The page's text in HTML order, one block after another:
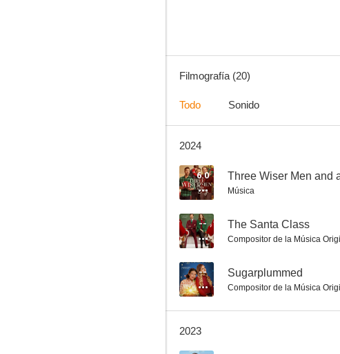
--
Taking a Shot at Love Yo
Filmografía (20)
Todo Sonido
2024
6.0 Three Wiser Men and
Música
-- The Santa Class
Compositor de la Música
-- Sugarplummed
Compositor de la Música
2023